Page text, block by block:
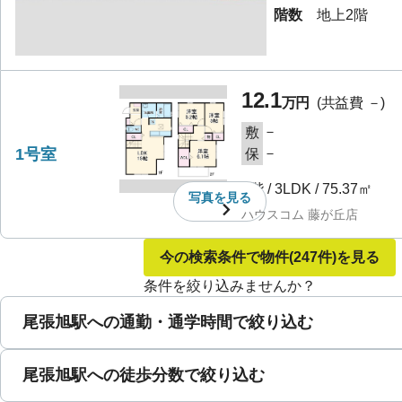
階数 地上2階
1号室
写真を見る
12.1万円 (共益費 －)
敷 －
保 －
1階/3LDK /75.37㎡
ハウスコム 藤が丘店
今の検索条件で物件(247件)を見る
条件を絞り込みませんか？
尾張旭駅への通勤・通学時間で絞り込む
尾張旭駅への徒歩分数で絞り込む